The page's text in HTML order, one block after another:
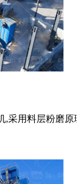
采用料层粉磨